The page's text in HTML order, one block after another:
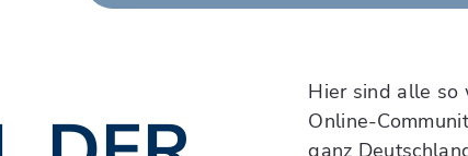
Hier sind alle so
Online-
ganz